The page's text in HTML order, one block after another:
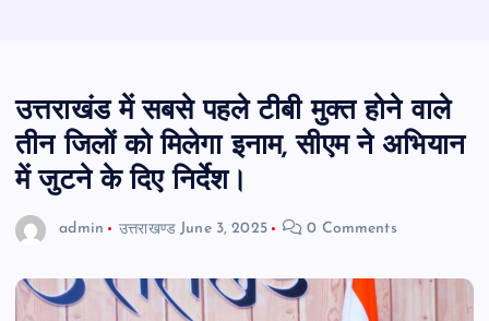
उत्तराखंड में सबसे पहले टीबी मुक्त होने वाले
तीन जिलों को मिलेगा इनाम, सीएम ने अभियान
में जुटने के दिए निर्देश।
admin उत्तराखण्ड June 3, 2025 0 Comments